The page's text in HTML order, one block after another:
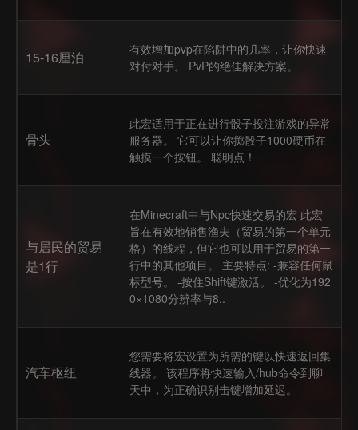
15-16厘泊
有效增加pvp在陷阱中的几率，让你快速
对付对手。 PvP的绝佳解决方案。
骨头
此宏适用于正在进行骰子投注游戏的异常
服务器。 它可以让你掷骰子1000硬币在
触摸一个按钮。 聪明点！
与居民的贸易
是1行
在Minecraft中与Npc快速交易的宏 此宏
旨在有效地销售渔夫（贸易的第一个单元
格）的线程，但它也可以用于贸易的第一
行中的其他项目。 主要特点: -兼容任何鼠
标型号。 -按住Shift键激活。 -优化为192
0×1080分辨率与8..
汽车枢纽
您需要将宏设置为所需的键以快速返回集
线器。 该程序将快速输入/hub命令到聊
天中，为正确识别击键增加延迟。